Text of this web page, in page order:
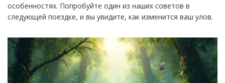
особенностях. Попробуйте один из наших советов в
следующей поездке, и вы увидите, как изменится ваш улов.